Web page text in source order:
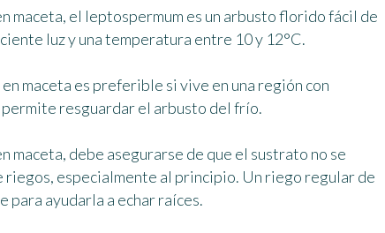
maceta, el leptospermum es un arbusto florido fácil de
luz y una temperatura entre 10 y 12°C.
maceta es preferible si vive en una región con
resguardar el arbusto del frío.
maceta, debe asegurarse de que el sustrato no se
especialmente al principio. Un riego regular de
para ayudarla a echar raíces.